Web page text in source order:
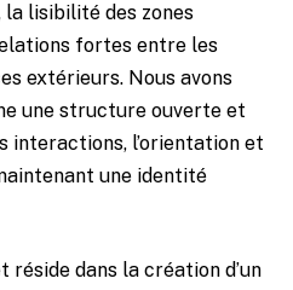
lisibilité des zones
fortes entre les
extérieurs. Nous avons
une structure ouverte et
interactions, l’orientation et
une identité
réside dans la création d’un